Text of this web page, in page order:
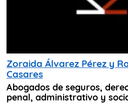
Zoraida Álvarez Pérez y
Casares
Abogados de seguros,
penal, administrativo y